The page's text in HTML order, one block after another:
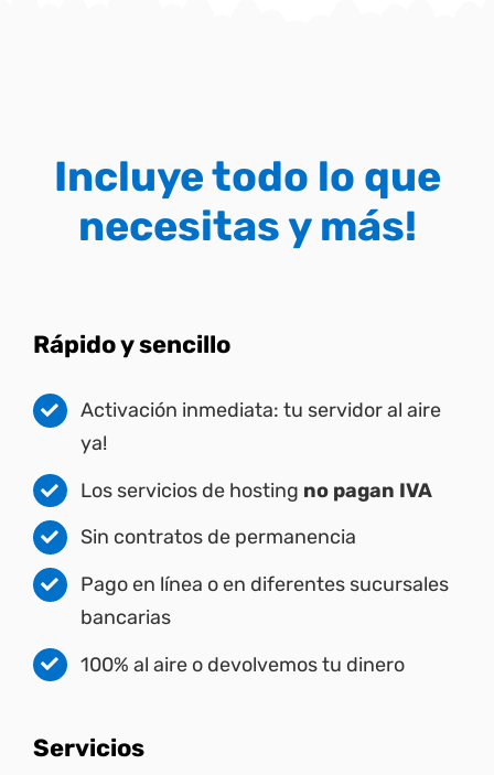
Incluye todo lo que
necesitas y más!
Rápido y sencillo
Activación inmediata: tu servidor al aire
ya!
Los servicios de hosting no pagan IVA
Sin contratos de permanencia
Pago en línea o en diferentes sucursales
bancarias
100% al aire o devolvemos tu dinero
Servicios